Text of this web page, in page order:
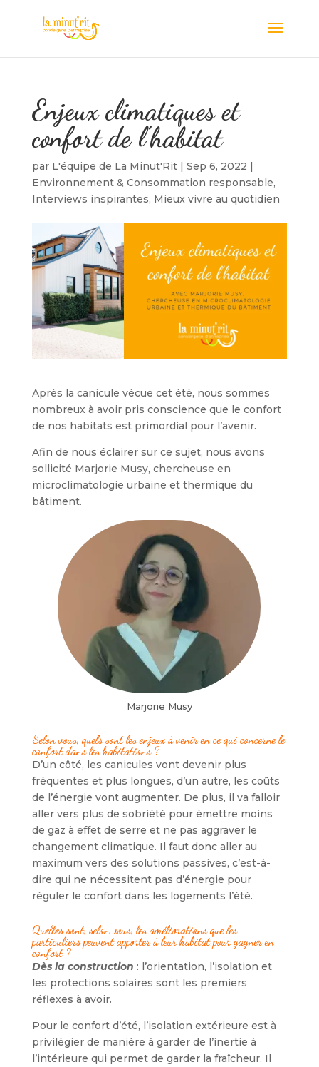
Enjeux climatiques et
confort de l’habitat
par L'équipe de La Minut'Rit| Sep 6, 2022 |
Environnement & Consommation responsable,
Interviews inspirantes, Mieux vivre au quotidien
Après la canicule vécue cet été, nous sommes
nombreux à avoir pris conscience que le confort
de nos habitats est primordial pour l’avenir.
Afin de nous éclairer sur ce sujet, nous avons
sollicité Marjorie Musy, chercheuse en
microclimatologie urbaine et thermique du
bâtiment.
Marjorie Musy
Selon vous, quels sont les enjeux à venir en ce qui concerne le
confort dans les habitations ?
D’un côté, les canicules vont devenir plus
fréquentes et plus longues, d’un autre, les coûts
de l’énergie vont augmenter. De plus, il va falloir
aller vers plus de sobriété pour émettre moins
de gaz à effet de serre et ne pas aggraver le
changement climatique. Il faut donc aller au
maximum vers des solutions passives, c’est-à-
dire qui ne nécessitent pas d’énergie pour
réguler le confort dans les logements l’été.
Quelles sont, selon vous, les améliorations que les
particuliers peuvent apporter à leur habitat pour gagner en
confort ?
Dès la construction : l’orientation, l’isolation et
les protections solaires sont les premiers
réflexes à avoir.
Pour le confort d’été, l’isolation extérieure est à
privilégier de manière à garder de l’inertie à
l’intérieure qui permet de garder la fraîcheur. Il